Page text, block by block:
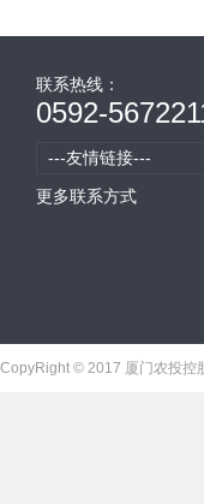
联系热线：
0592-
---友情链接---
更多联系方式
CopyRight © 2017 厦门农投控